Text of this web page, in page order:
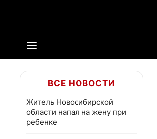
ВСЕ НОВОСТИ
Житель Новосибирской
области напал на жену при
ребенке